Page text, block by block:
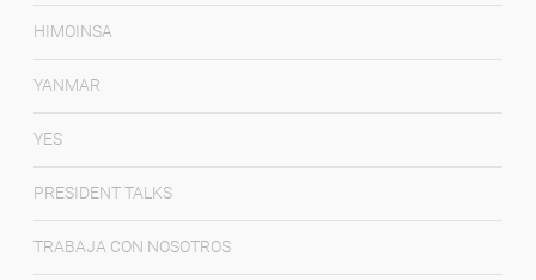
HIMOINSA
YANMAR
YES
PRESIDENT TALKS
TRABAJA CON NOSOTROS